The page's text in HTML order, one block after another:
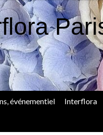
événementiel Interflora